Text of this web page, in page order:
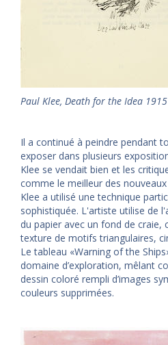
Paul Klee, Death for the Idea 1915
Il a continué à peindre pendant
exposer dans plusieurs
Klee se vendait bien et les
comme le meilleur des
Klee a utilisé une technique
sophistiquée. L'artiste utilise de
du papier avec un fond de craie,
texture de motifs triangulaires,
Le tableau «Warning of the
domaine d’exploration, mêlant
dessin coloré rempli d’images
couleurs supprimées.